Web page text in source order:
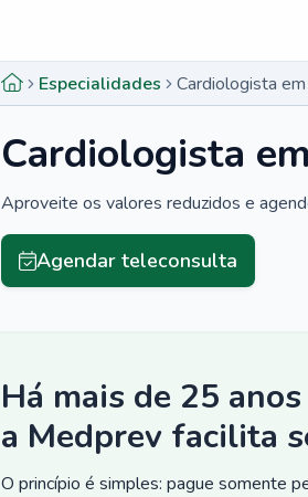
Especialidades Cardiologista
Cardiologista
Aproveite os valores reduzidos e
Agendar teleconsulta
Há mais de 25 anos
a Medprev facilita
O princípio é simples: pague somente